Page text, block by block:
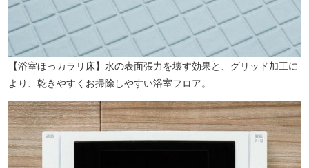
【浴室ほっカラリ床】水の表面張力を壊す効果と、グリッド加工に
より、乾きやすくお掃除しやすい浴室フロア。